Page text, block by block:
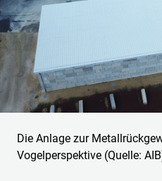
Die Anlage zur
Vogelperspektive (Quelle: